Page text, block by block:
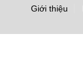
Giới thiệu